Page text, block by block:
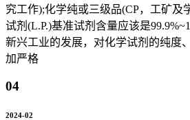
究工作);化学纯或三级品(CP，工矿及
试剂(L.P.)基准试剂含量应该是
新兴工业的发展，对化学试剂的纯度
加严格
04
2024-02